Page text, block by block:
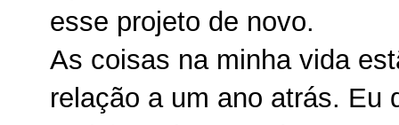
esse projeto de novo.
As coisas na minha vida
relação a um ano atrás. Eu